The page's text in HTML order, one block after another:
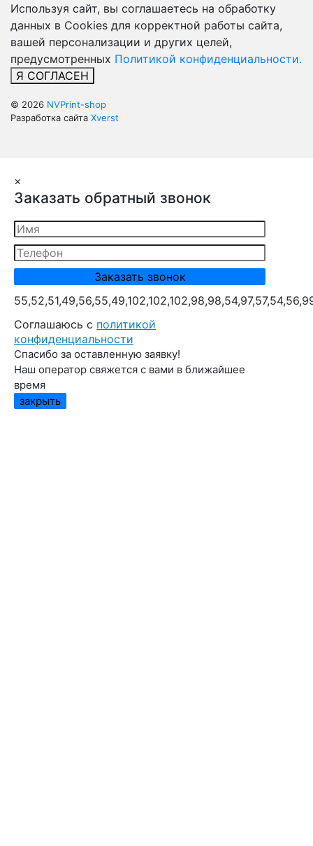
Используя сайт, вы соглашаетесь на обработку
данных в Cookies для корректной работы сайта,
вашей персонализации и других целей,
предусмотренных Политикой конфиденциальности.
Я СОГЛАСЕН
© 2026 NVPrint-shop
Разработка сайта Xverst
×
Заказать обратный звонок
Cоглашаюсь с политикой
конфиденциальности
Спасибо за оставленную заявку!
Наш оператор свяжется с вами в ближайшее
время
закрыть